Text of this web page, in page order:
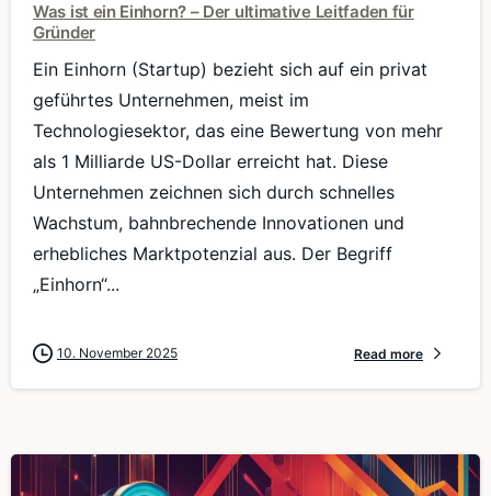
Was ist ein Einhorn? – Der ultimative Leitfaden für
Gründer
Ein Einhorn (Startup) bezieht sich auf ein privat
geführtes Unternehmen, meist im
Technologiesektor, das eine Bewertung von mehr
als 1 Milliarde US-Dollar erreicht hat. Diese
Unternehmen zeichnen sich durch schnelles
Wachstum, bahnbrechende Innovationen und
erhebliches Marktpotenzial aus. Der Begriff
„Einhorn“...
10. November 2025 Read more